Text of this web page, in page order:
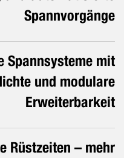
Spannvorgänge
Spannsysteme mit
und modulare
Erweiterbarkeit
Rüstzeiten – mehr